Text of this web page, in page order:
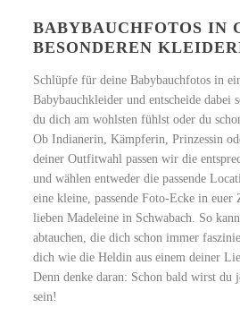
BABYBAUCHFOTOS IN
BESONDEREN
Schlüpfe für deine Babybauchfotos in
Babybauchkleider und entscheide dabei
du dich am wohlsten fühlst oder du
Ob Indianerin, Kämpferin, Prinzessin
deiner Outfitwahl passen wir die
und wählen entweder die passende
eine kleine, passende Foto-Ecke in euer
lieben Madeleine in Schwabach. So
abtauchen, die dich schon immer
dich wie die Heldin aus einem deiner
Denn denke daran: Schon bald wirst du
sein!